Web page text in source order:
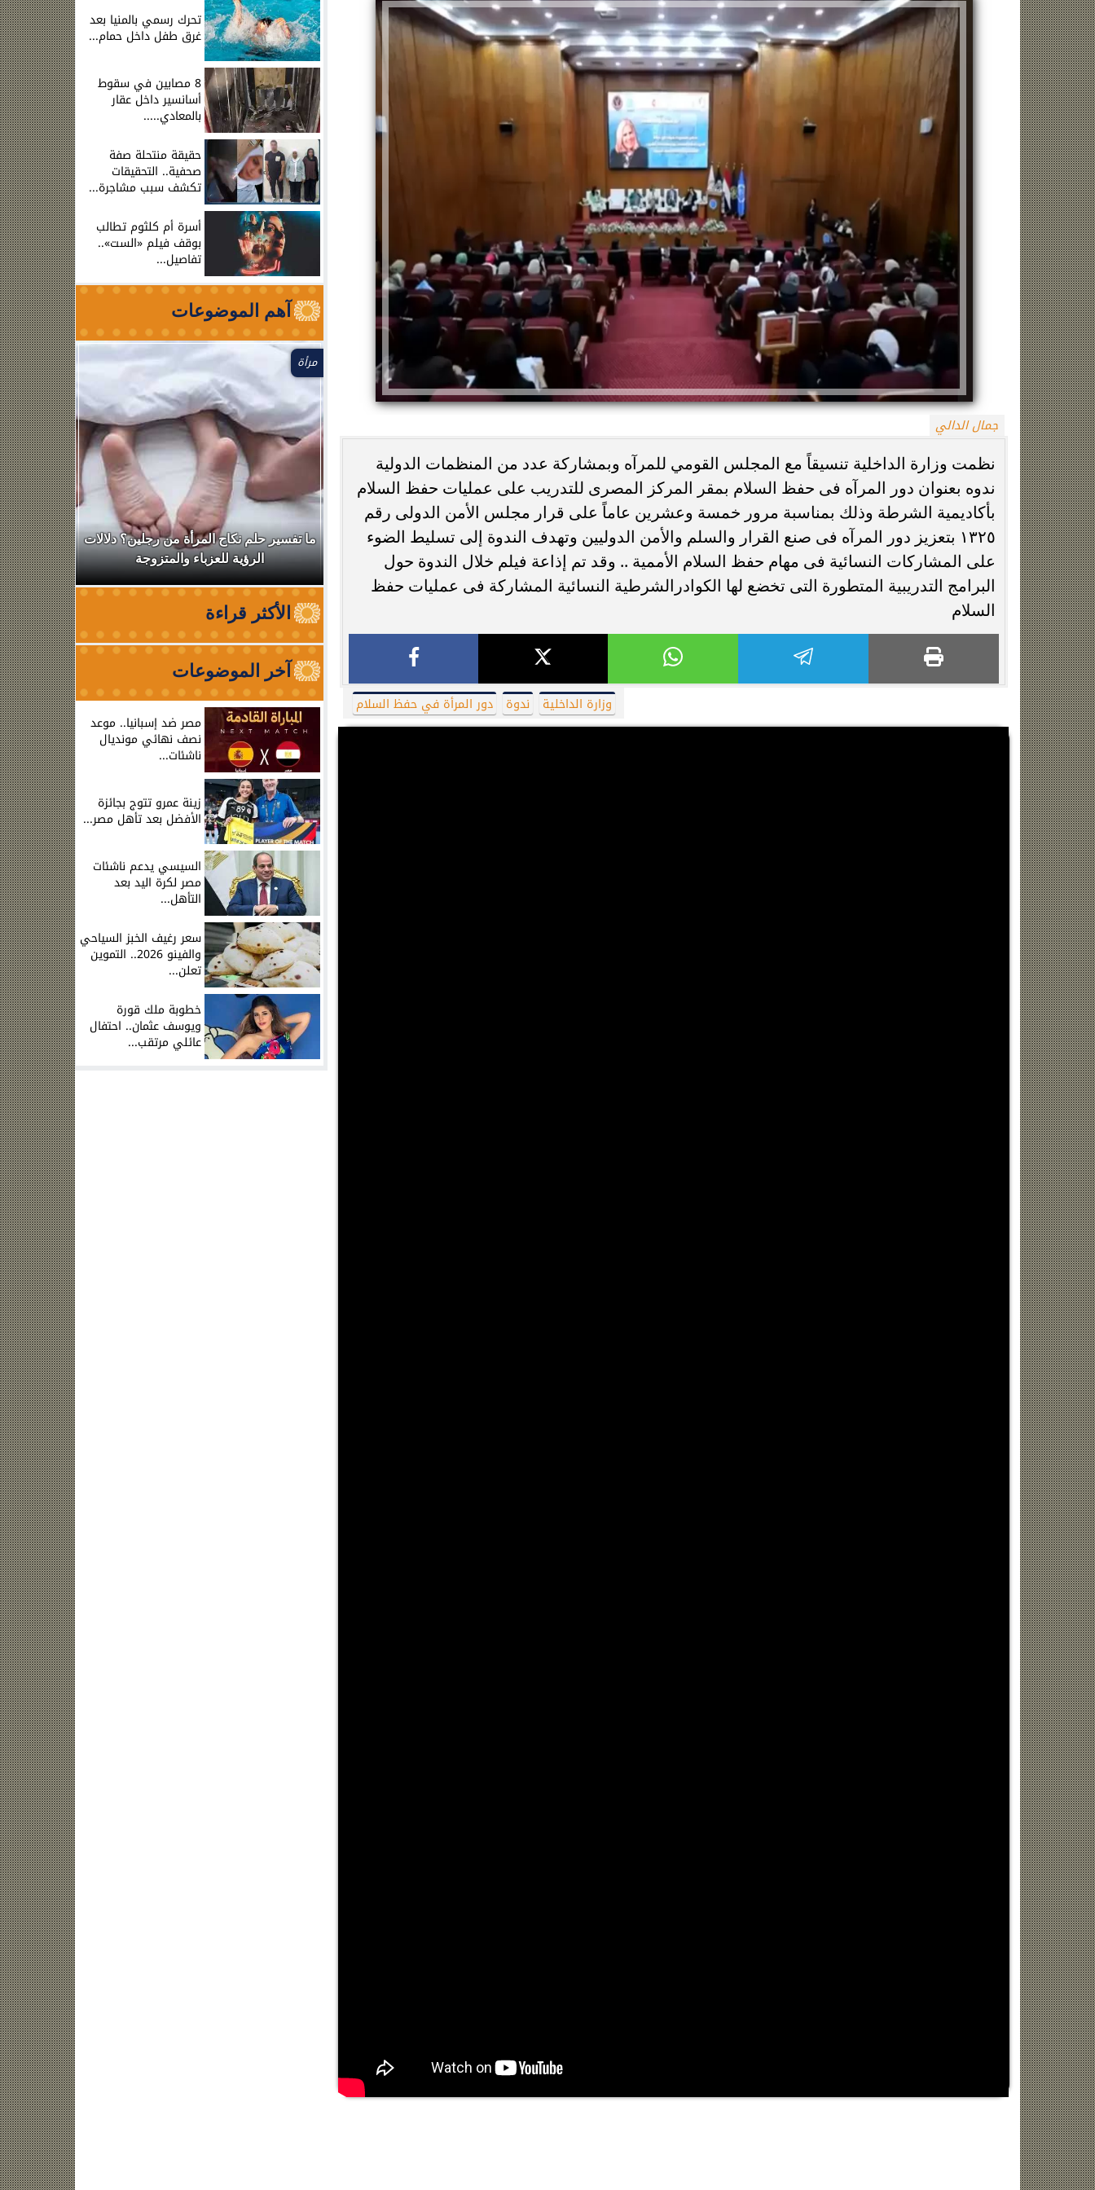
جمال الدالي
نظمت وزارة الداخلية تنسيقاً مع المجلس القومي للمرآه وبمشاركة عدد من المنظمات الدولية
ندوه بعنوان دور المرآه فى حفظ السلام بمقر المركز المصرى للتدريب على عمليات حفظ السلام
بأكاديمية الشرطة وذلك بمناسبة مرور خمسة وعشرين عاماً على قرار مجلس الأمن الدولى رقم
١٣٢٥ بتعزيز دور المرآه فى صنع القرار والسلم والأمن الدوليين وتهدف الندوة إلى تسليط الضوء
على المشاركات النسائية فى مهام حفظ السلام الأممية .. وقد تم إذاعة فيلم خلال الندوة حول
البرامج التدريبية المتطورة التى تخضع لها الكوادرالشرطية النسائية المشاركة فى عمليات حفظ
السلام
وزارة الداخلية ندوة دور المرأة في حفظ السلام
تحرك رسمي بالمنيا بعد
غرق طفل داخل حمام...
8 مصابين في سقوط
أسانسير داخل عقار
بالمعادي.....
حقيقة منتحلة صفة
صحفية.. التحقيقات
تكشف سبب مشاجرة...
أسرة أم كلثوم تطالب
بوقف فيلم «الست»..
تفاصيل...
آهم الموضوعات
زينة عمرو تتوج بجائزة الأفضل بعد تأهل مصر
التاريخي لنصف نهائي مونديال...
السيسي يدعم ناشئات مصر لكرة اليد بعد
التأهل التاريخي إلى نصف نهائي...
خطوبة ملك قورة ويوسف عثمان.. احتفال
عائلي مرتقب في الساحل الشمالي
مرأة
ما تفسير حلم نكاح المرأة من رجلين؟ دلالات
الرؤية للعزباء والمتزوجة
نقابة
من
الأكثر قراءة
آخر الموضوعات
مصر ضد إسبانيا.. موعد
نصف نهائي مونديال
ناشئات...
زينة عمرو تتوج بجائزة
الأفضل بعد تأهل مصر...
السيسي يدعم ناشئات
مصر لكرة اليد بعد
التأهل...
سعر رغيف الخبز السياحي
والفينو 2026.. التموين
تعلن...
خطوبة ملك قورة
ويوسف عثمان.. احتفال
عائلي مرتقب...